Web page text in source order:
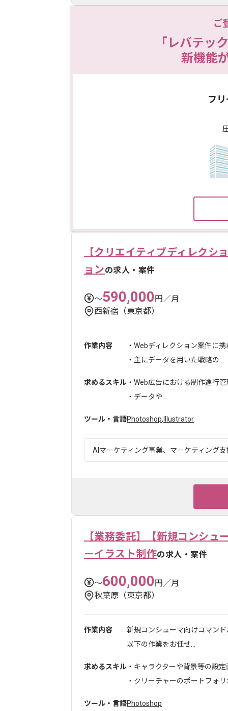
ご
「レバテッ
新機能
フ
【クリエイティブディレクシ
ョンの求人・案件
〜590,000円／月
西新宿（東京都）
作業内容
・Webディレクション案件に
・主にデータを用いた戦略の...
求めるスキル ・Web広告における制作進行
・データや...
ツール・言語Photoshop, Illustrator
AIマーケティング事業、マーケティング
【業務委託】【新規コンシ
ーイラスト制作の求人・案件
〜600,000円／月
秋葉原（東京都）
作業内容
新規コンシューマ向けコマン
以下の作業をお任せ...
求めるスキル ・キャラクターや背景等の設
・クリーチャーのポートフォリ
ツール・言語Photoshop